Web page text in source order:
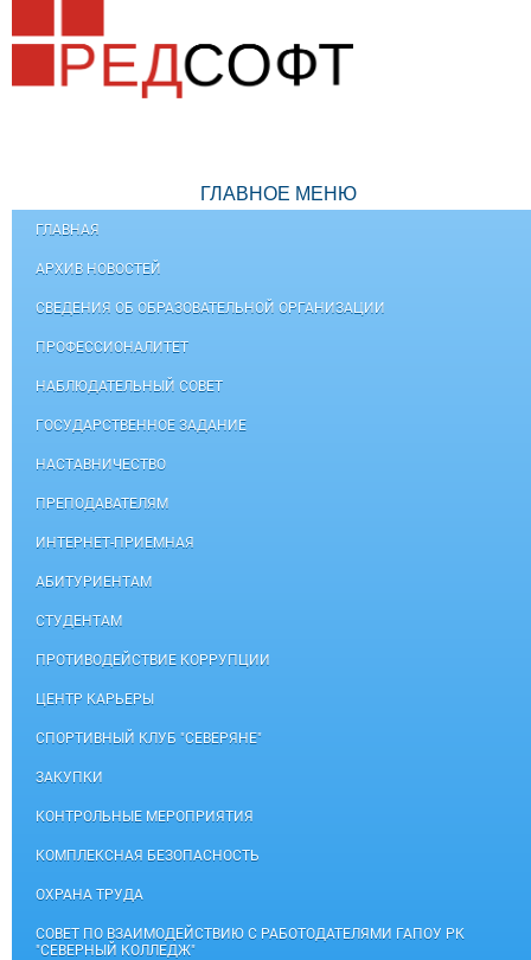
ГЛАВНОЕ МЕНЮ
ГЛАВНАЯ
АРХИВ НОВОСТЕЙ
СВЕДЕНИЯ ОБ ОБРАЗОВАТЕЛЬНОЙ ОРГАНИЗАЦИИ
ПРОФЕССИОНАЛИТЕТ
НАБЛЮДАТЕЛЬНЫЙ СОВЕТ
ГОСУДАРСТВЕННОЕ ЗАДАНИЕ
НАСТАВНИЧЕСТВО
ПРЕПОДАВАТЕЛЯМ
ИНТЕРНЕТ-ПРИЕМНАЯ
АБИТУРИЕНТАМ
СТУДЕНТАМ
ПРОТИВОДЕЙСТВИЕ КОРРУПЦИИ
ЦЕНТР КАРЬЕРЫ
СПОРТИВНЫЙ КЛУБ "СЕВЕРЯНЕ"
ЗАКУПКИ
КОНТРОЛЬНЫЕ МЕРОПРИЯТИЯ
КОМПЛЕКСНАЯ БЕЗОПАСНОСТЬ
ОХРАНА ТРУДА
СОВЕТ ПО ВЗАИМОДЕЙСТВИЮ С РАБОТОДАТЕЛЯМИ ГАПОУ РК
"СЕВЕРНЫЙ КОЛЛЕДЖ"